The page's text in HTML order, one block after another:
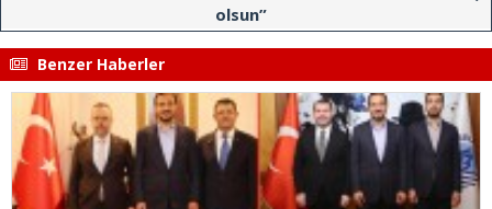
olsun”
Benzer Haberler